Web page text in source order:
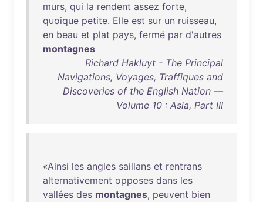
murs, qui la rendent assez forte,
quoique petite. Elle est sur un ruisseau,
en beau et plat pays, fermé par d'autres
montagnes
Richard Hakluyt - The Principal
Navigations, Voyages, Traffiques and
Discoveries of the English Nation —
Volume 10 : Asia, Part III
«Ainsi les angles saillans et rentrans
alternativement opposes dans les
vallées des montagnes, peuvent bien